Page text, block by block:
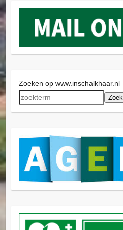
Zoeken op www.inschalkhaar.nl
Zoek